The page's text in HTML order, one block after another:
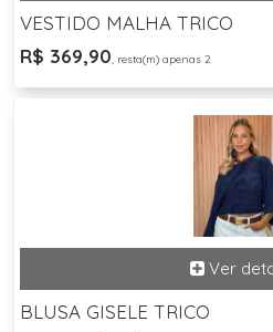
VESTIDO MALHA TRICO
R$ 369,90, resta(m) apenas 2
BLUSA GISELE TRICO